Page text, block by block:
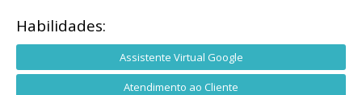
Habilidades:
Assistente Virtual Google
Atendimento ao Cliente